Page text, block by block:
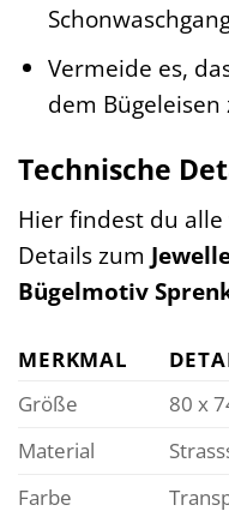
Vermeide es,
dem
Technische
Hier findest du
Details zum
Bügelmotiv
MERKMAL
Größe
80 x
Material
Farbe